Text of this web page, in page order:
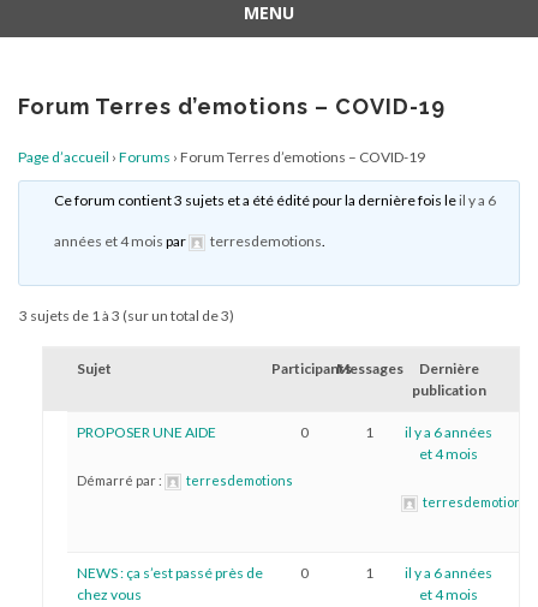
MENU
contenu
Forum Terres d’emotions – COVID-19
Page d’accueil › Forums › Forum Terres d’emotions – COVID-19
Ce forum contient 3 sujets et a été édité pour la dernière fois leil y a 6
années et 4 mois par terresdemotions.
3 sujets de 1 à 3 (sur un total de 3)
Sujet ParticipantsMessages
Dernière
publication
PROPOSER UNE AIDE
Démarré par : terresdemotions
0 1
il y a 6 années
et 4 mois
terresdemotions
NEWS : ça s’est passé près de
chez vous
0 1
il y a 6 années
et 4 mois